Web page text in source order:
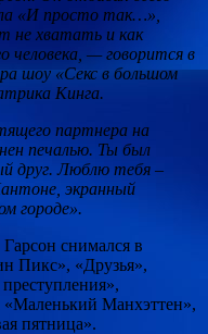
«И просто так…»,
не хватать и как
человека, — говорится в
шоу «Секс в большом
Кинга.
партнера на
печалью. Ты был
друг. Люблю тебя –
экранный
городе».
снимался в
Пикс», «Друзья»,
Манхэттен»,
пятница».